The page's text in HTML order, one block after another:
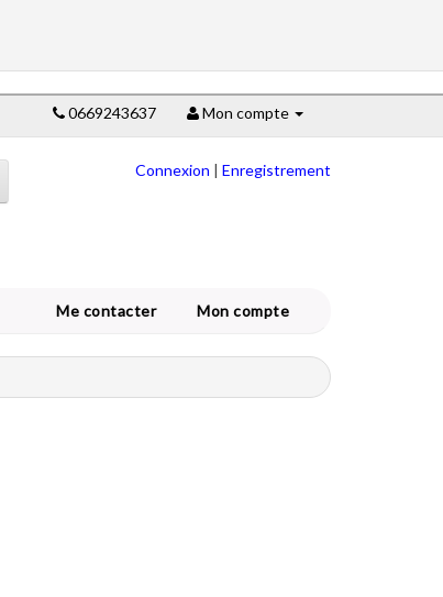
0669243637 Mon compte
Connexion | Enregistrement
Me contacter Mon compte